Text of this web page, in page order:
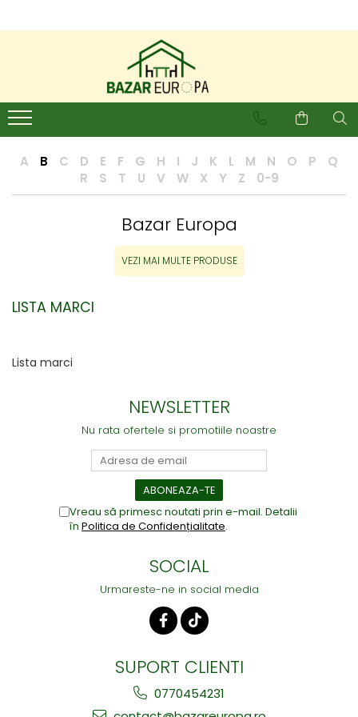
A B C D E F G H I J K L M N O P
Q
R
S T U V W X Y Z 0-9
Bazar Europa
VEZI MAI MULTE PRODUSE
LISTA MARCI
Lista marci
NEWSLETTER
Nu rata ofertele si promotiile noastre
Vreau să primesc noutati prin e-mail. Detalii
în Politica de Confidențialitate.
SOCIAL
Urmareste-ne in social media
SUPORT CLIENTI
0770454231